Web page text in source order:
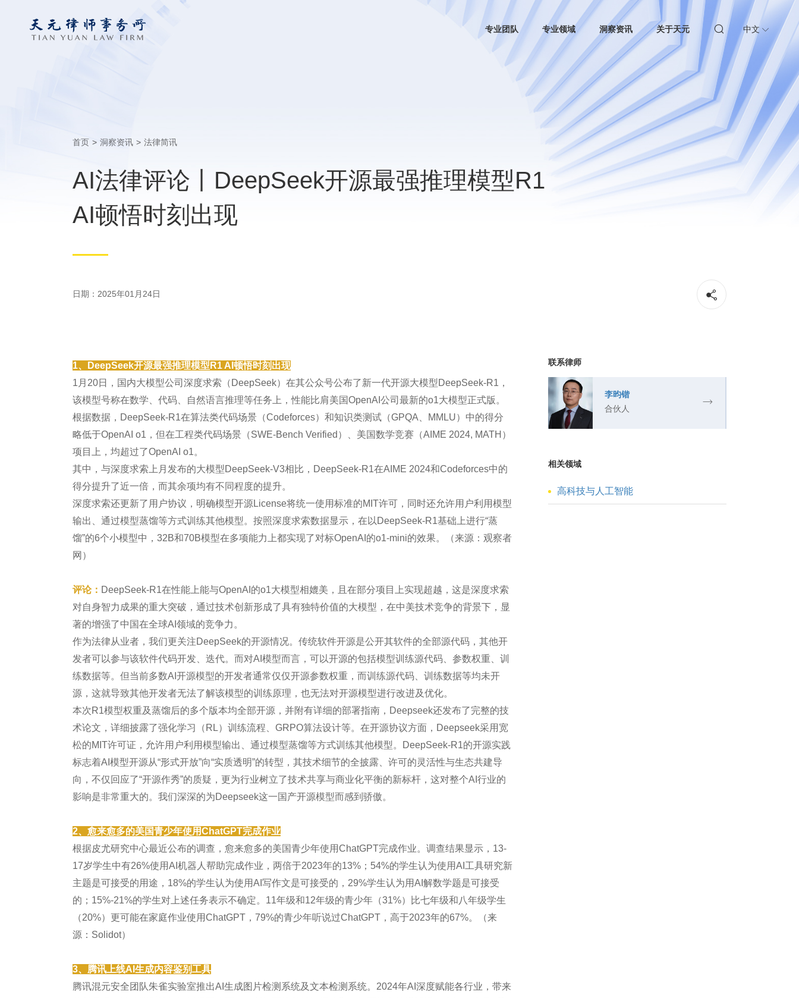
专业团队 专业领域 洞察资讯 关于天元 中文
首页 > 洞察资讯 > 法律简讯
AI法律评论丨DeepSeek开源最强推理模型R1
AI顿悟时刻出现
日期：2025年01月24日
1、DeepSeek开源最强推理模型R1 AI顿悟时刻出现
1月20日，国内大模型公司深度求索（DeepSeek）在其公众号公布了新一代开源大模型DeepSeek-R1，
该模型号称在数学、代码、自然语言推理等任务上，性能比肩美国OpenAI公司最新的o1大模型正式版。
根据数据，DeepSeek-R1在算法类代码场景（Codeforces）和知识类测试（GPQA、MMLU）中的得分
略低于OpenAI o1，但在工程类代码场景（SWE-Bench Verified）、美国数学竞赛（AIME 2024, MATH）
项目上，均超过了OpenAI o1。
其中，与深度求索上月发布的大模型DeepSeek-V3相比，DeepSeek-R1在AIME 2024和Codeforces中的
得分提升了近一倍，而其余项均有不同程度的提升。
深度求索还更新了用户协议，明确模型开源License将统一使用标准的MIT许可，同时还允许用户利用模型
输出、通过模型蒸馏等方式训练其他模型。按照深度求索数据显示，在以DeepSeek-R1基础上进行“蒸
馏”的6个小模型中，32B和70B模型在多项能力上都实现了对标OpenAI的o1-mini的效果。（来源：观察者
网）
评论： DeepSeek-R1在性能上能与OpenAI的o1大模型相媲美，且在部分项目上实现超越，这是深度求索
对自身智力成果的重大突破，通过技术创新形成了具有独特价值的大模型，在中美技术竞争的背景下，显
著的增强了中国在全球AI领域的竞争力。
作为法律从业者，我们更关注DeepSeek的开源情况。传统软件开源是公开其软件的全部源代码，其他开
发者可以参与该软件代码开发、迭代。而对AI模型而言，可以开源的包括模型训练源代码、参数权重、训
练数据等。但当前多数AI开源模型的开发者通常仅仅开源参数权重，而训练源代码、训练数据等均未开
源，这就导致其他开发者无法了解该模型的训练原理，也无法对开源模型进行改进及优化。
本次R1模型权重及蒸馏后的多个版本均全部开源，并附有详细的部署指南，Deepseek还发布了完整的技
术论文，详细披露了强化学习（RL）训练流程、GRPO算法设计等。在开源协议方面，Deepseek采用宽
松的MIT许可证，允许用户利用模型输出、通过模型蒸馏等方式训练其他模型。DeepSeek-R1的开源实践
标志着AI模型开源从“形式开放”向“实质透明”的转型，其技术细节的全披露、许可的灵活性与生态共建导
向，不仅回应了“开源作秀”的质疑，更为行业树立了技术共享与商业化平衡的新标杆，这对整个AI行业的
影响是非常重大的。我们深深的为Deepseek这一国产开源模型而感到骄傲。
2、愈来愈多的美国青少年使用ChatGPT完成作业
根据皮尤研究中心最近公布的调查，愈来愈多的美国青少年使用ChatGPT完成作业。调查结果显示，13-
17岁学生中有26%使用AI机器人帮助完成作业，两倍于2023年的13%；54%的学生认为使用AI工具研究新
主题是可接受的用途，18%的学生认为使用AI写作文是可接受的，29%学生认为用AI解数学题是可接受
的；15%-21%的学生对上述任务表示不确定。11年级和12年级的青少年（31%）比七年级和八年级学生
（20%）更可能在家庭作业使用ChatGPT，79%的青少年听说过ChatGPT，高于2023年的67%。（来
源：Solidot）
3、腾讯上线AI生成内容鉴别工具
腾讯混元安全团队朱雀实验室推出AI生成图片检测系统及文本检测系统。2024年AI深度赋能各行业，带来
联系律师
李昀锴
合伙人
相关领域
高科技与人工智能